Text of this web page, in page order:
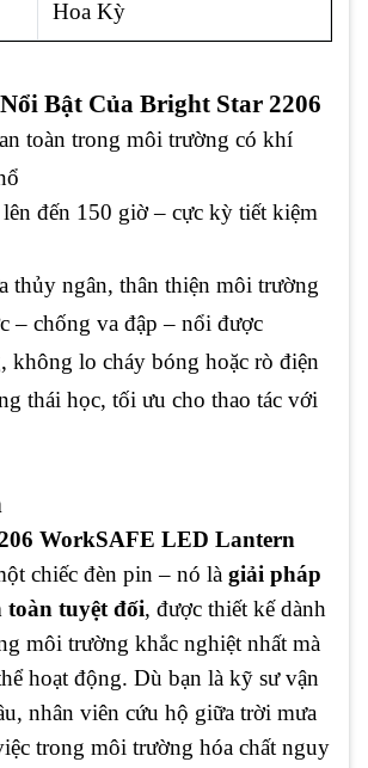
Hoa Kỳ
Bật Của Bright Star 2206
toàn trong môi trường có khí
đến 150 giờ – cực kỳ tiết kiệm
thủy ngân, thân thiện môi trường
– chống va đập – nổi được
không lo cháy bóng hoặc rò điện
thái học, tối ưu cho thao tác với
WorkSAFE LED Lantern
chiếc đèn pin – nó là giải pháp
toàn tuyệt đối, được thiết kế dành
môi trường khắc nghiệt nhất mà
hoạt động. Dù bạn là kỹ sư vận
nhân viên cứu hộ giữa trời mưa
trong môi trường hóa chất nguy